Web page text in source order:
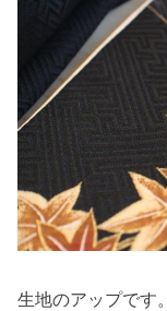
生地のアップです。